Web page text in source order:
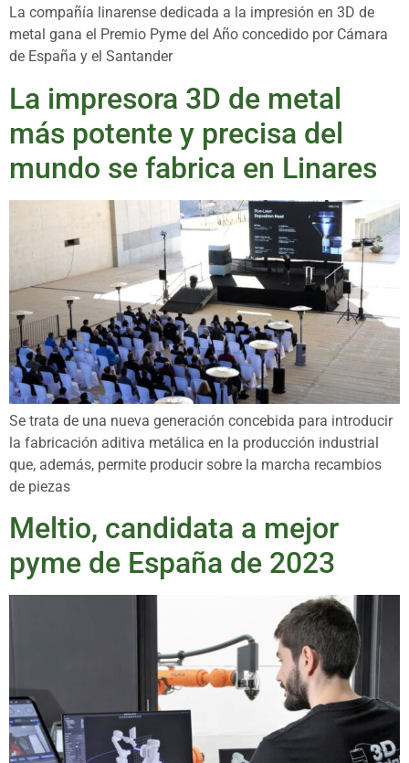
La compañía linarense dedicada a la impresión en 3D de
metal gana el Premio Pyme del Año concedido por Cámara
de España y el Santander
La impresora 3D de metal
más potente y precisa del
mundo se fabrica en Linares
Se trata de una nueva generación concebida para introducir
la fabricación aditiva metálica en la producción industrial
que, además, permite producir sobre la marcha recambios
de piezas
Meltio, candidata a mejor
pyme de España de 2023